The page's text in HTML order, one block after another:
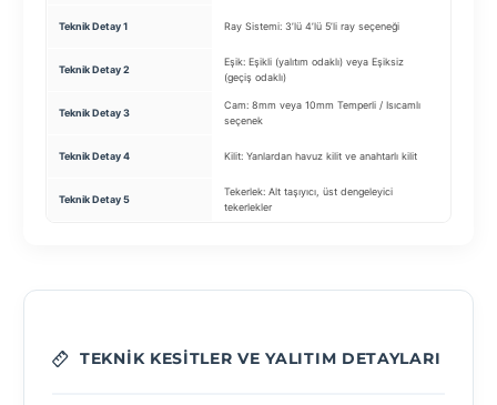
Teknik Detay 1 Ray Sistemi: 3’lü 4’lü 5’li ray seçeneği
Teknik Detay 2
Eşik: Eşikli (yalıtım odaklı) veya Eşiksiz
(geçiş odaklı)
Teknik Detay 3
Cam: 8mm veya 10mm Temperli / Isıcamlı
seçenek
Teknik Detay 4 Kilit: Yanlardan havuz kilit ve anahtarlı kilit
Teknik Detay 5
Tekerlek: Alt taşıyıcı, üst dengeleyici
tekerlekler
TEKNIK KESITLER VE YALITIM DETAYLARI